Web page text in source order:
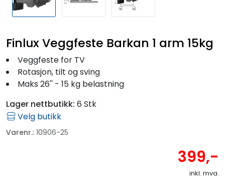
Finlux Veggfeste Barkan 1 arm 15kg
Veggfeste for TV
Rotasjon, tilt og sving
Maks 26'' - 15 kg belastning
Lager nettbutikk: 6 Stk
Velg butikk
Varenr.: 10906-25
399,-
inkl. mva.
Seil
Outlet
Kampanje